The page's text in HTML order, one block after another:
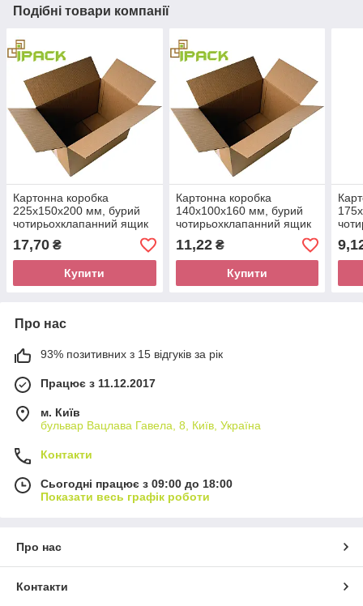
Подібні товари компанії
Картонна коробка
225х150х200 мм, бурий
чотирьохклапанний ящик
17,70 ₴
Купити
Картонна коробка
140х100х160 мм, бурий
чотирьохклапанний ящик
11,22₴
Купити
Про нас
93% позитивних з 15 відгуків за рік
Працює з 11.12.2017
м. Київ
бульвар Вацлава Гавела, 8, Київ, Україна
Контакти
Сьогодні працює з 09:00 до 18:00
Показати весь графік роботи
Про нас
Контакти